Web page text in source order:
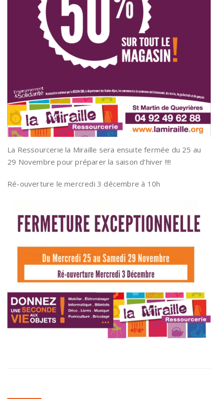
La Ressourcerie la Miraille sera ensuite fermée du 25 au
29 Novembre pour préparer la saison d’hiver !!!!
Ré-ouverture le mercredi 3 décembre à 10h